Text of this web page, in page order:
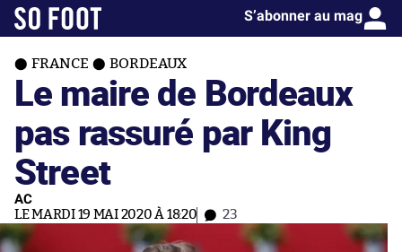
S’abonner au mag
FRANCE BORDEAUX
Le maire de Bordeaux
pas rassuré par King
Street
AC
LE MARDI 19 MAI 2020 À 18:20 23